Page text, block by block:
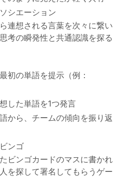
シエーション
連想される言葉を次々に繋い
考の瞬発性と共通認識を探る
初の単語を提示（例：
した単語を1つ発言
から、チームの傾向を振り返
ンゴ
ビンゴカードのマスに書かれ
を探して署名してもらうゲー